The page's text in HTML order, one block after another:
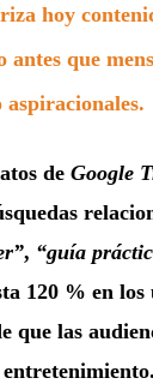
hoy
que
aspiracionales.
de Google
, “guía
120 % en
que las